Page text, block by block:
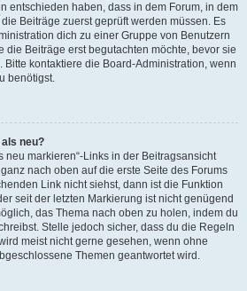
entschieden haben, dass in dem Forum, in dem
Beiträge zuerst geprüft werden müssen. Es
dich zu einer Gruppe von Benutzern
die Beiträge erst begutachten möchte, bevor sie
Bitte kontaktiere die Board-Administration, wenn
benötigst.
neu?
neu markieren“-Links in der Beitragsansicht
nach oben auf die erste Seite des Forums
Link nicht siehst, dann ist die Funktion
seit der letzten Markierung ist nicht genügend
das Thema nach oben zu holen, indem du
Stelle jedoch sicher, dass du die Regeln
meist nicht gerne gesehen, wenn ohne
Themen geantwortet wird.